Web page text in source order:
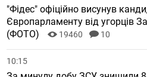
"Фідес" офіційно висунув
Європарламенту від угорців
(ФОТО)
19460 10
10:15